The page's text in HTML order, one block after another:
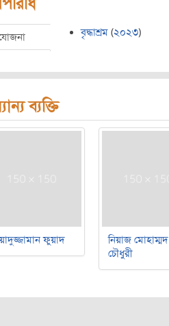
বৃদ্ধাশ্রম (২০২৩)
ব্যক্তি
ফুয়াদ
নিয়াজ মোহাম্মদ
চৌধুরী